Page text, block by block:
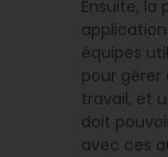
Ensuite, la
équipes
pour
travail, et
doit
avec ces